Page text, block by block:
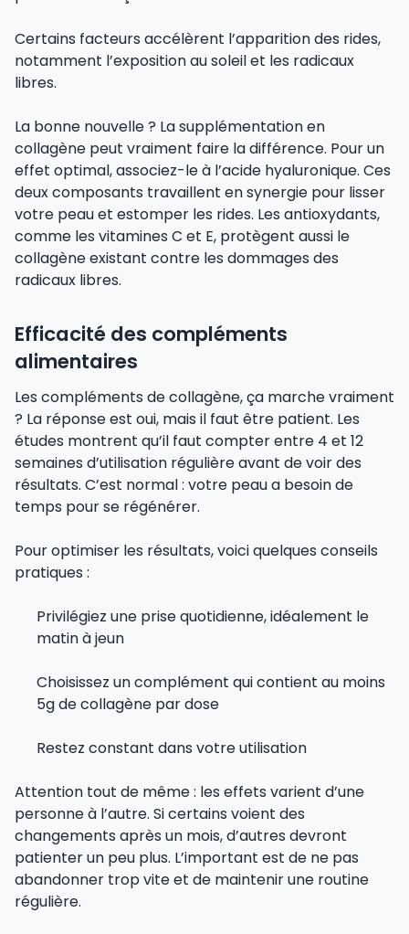
Certains facteurs accélèrent l’apparition des rides,
notamment l’exposition au soleil et les radicaux
libres.
La bonne nouvelle ? La supplémentation en
collagène peut vraiment faire la différence. Pour un
effet optimal, associez-le à l’acide hyaluronique. Ces
deux composants travaillent en synergie pour lisser
votre peau et estomper les rides. Les antioxydants,
comme les vitamines C et E, protègent aussi le
collagène existant contre les dommages des
radicaux libres.
Efficacité des compléments
alimentaires
Les compléments de collagène, ça marche vraiment
? La réponse est oui, mais il faut être patient. Les
études montrent qu’il faut compter entre 4 et 12
semaines d’utilisation régulière avant de voir des
résultats. C’est normal : votre peau a besoin de
temps pour se régénérer.
Pour optimiser les résultats, voici quelques conseils
pratiques :
Privilégiez une prise quotidienne, idéalement le
matin à jeun
Choisissez un complément qui contient au moins
5g de collagène par dose
Restez constant dans votre utilisation
Attention tout de même : les effets varient d’une
personne à l’autre. Si certains voient des
changements après un mois, d’autres devront
patienter un peu plus. L’important est de ne pas
abandonner trop vite et de maintenir une routine
régulière.